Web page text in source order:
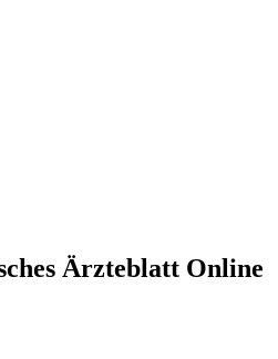
Ärzteblatt Online